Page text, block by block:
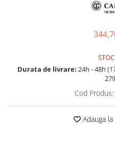
Durata de livrare: 24h - 48h
Cod Produs:
Adauga